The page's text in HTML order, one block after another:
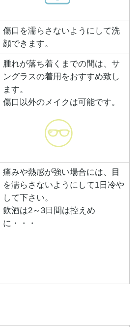
傷口を濡らさないようにして洗
顔できます。
腫れが落ち着くまでの間は、サ
ングラスの着用をおすすめ致し
ます。
傷口以外のメイクは可能です。
痛みや熱感が強い場合には、目
を濡らさないようにして1日冷や
して下さい。
飲酒は2～3日間は控えめ
に・・・